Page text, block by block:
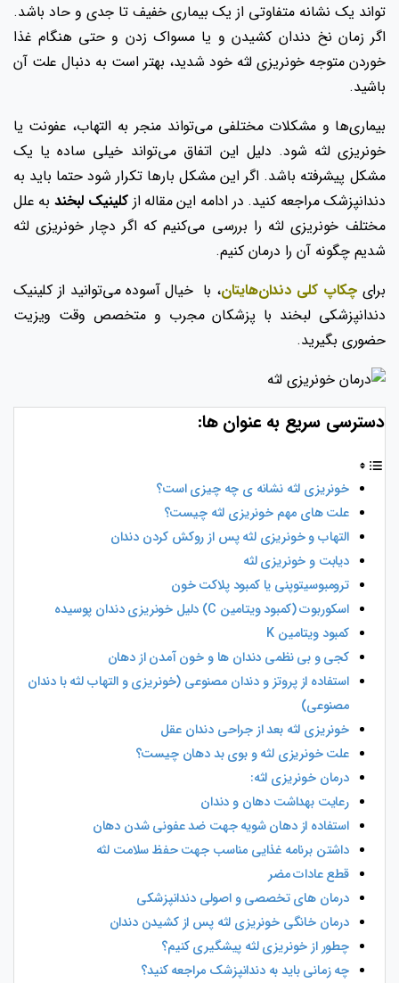
تواند یک نشانه متفاوتی از یک بیماری خفیف تا جدی و حاد باشد.
اگر زمان نخ دندان کشیدن و یا مسواک زدن و حتی هنگام غذا
خوردن متوجه خونریزی لثه خود شدید، بهتر است به دنبال علت آن
باشید.
بیماری‌ها و مشکلات مختلفی می‌تواند منجر به التهاب، عفونت یا
خونریزی لثه شود. دلیل این اتفاق می‌تواند خیلی ساده یا یک
مشکل پیشرفته باشد. اگر این مشکل بارها تکرار شود حتما باید به
دندانپزشک مراجعه کنید. در ادامه این مقاله از کلینیک لبخند به علل
مختلف خونریزی لثه را بررسی می‌کنیم که اگر دچار خونریزی لثه
شدیم چگونه آن را درمان کنیم.
برای چکاپ کلی دندان‌هایتان، با خیال آسوده می‌توانید از کلینیک
دندانپزشکی لبخند با پزشکان مجرب و متخصص وقت ویزیت
حضوری بگیرید.
دسترسی سریع به عنوان ها:
خونریزی لثه نشانه ی چه چیزی است؟
علت های مهم خونریزی لثه چیست؟
التهاب و خونریزی لثه پس از روکش کردن دندان
دیابت و خونریزی لثه
ترومبوسیتوپنی یا کمبود پلاکت خون
اسکوربوت (کمبود ویتامین C) دلیل خونریزی دندان پوسیده
کمبود ویتامین K
کجی و بی‌ نظمی دندان‌ ها و خون آمدن از دهان
استفاده از پروتز و دندان مصنوعی (خونریزی و التهاب لثه با دندان
مصنوعی)
خونریزی لثه بعد از جراحی دندان عقل
علت خونریزی لثه و بوی بد دهان چیست؟
درمان خونریزی لثه:
رعایت بهداشت دهان و دندان
استفاده از دهان شویه جهت ضد عفونی شدن دهان
داشتن برنامه غذایی مناسب جهت حفظ سلامت لثه
قطع عادات مضر
درمان های تخصصی و اصولی دندانپزشکی
درمان خانگی خونریزی لثه پس از کشیدن دندان
چطور از خونریزی لثه پیشگیری کنیم؟
چه زمانی باید به دندانپزشک مراجعه کنید؟